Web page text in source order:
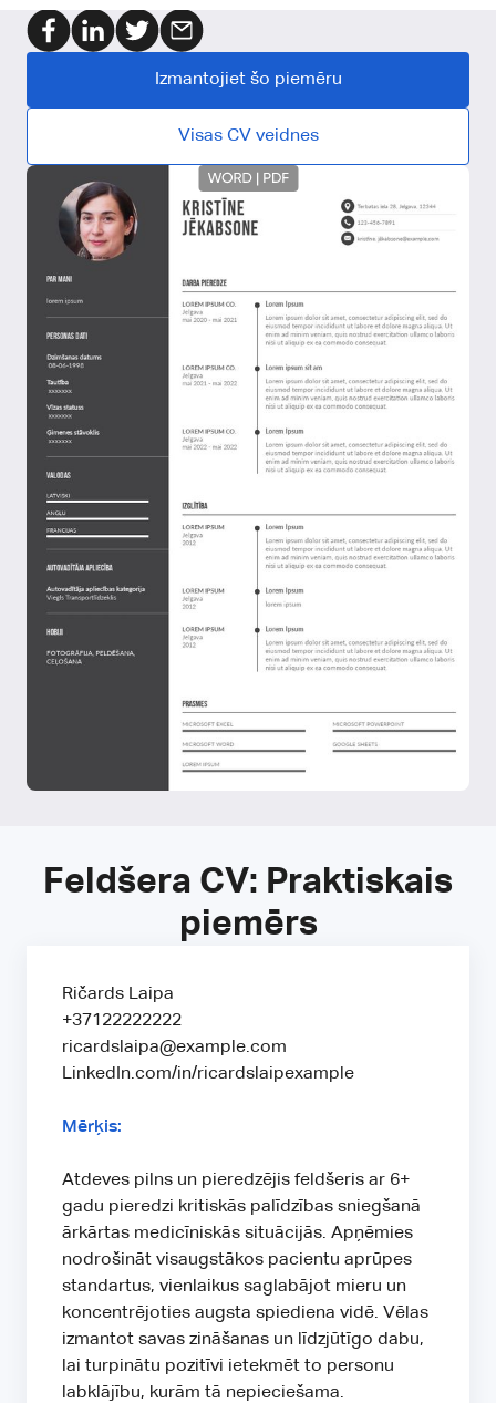
Izmantojiet šo piemēru
Visas CV veidnes
Feldšera CV: Praktiskais
piemērs
Ričards Laipa
+37122222222
ricardslaipa@example.com
LinkedIn.com/in/ricardslaipexample
Mērķis:
Atdeves pilns un pieredzējis feldšeris ar 6+
gadu pieredzi kritiskās palīdzības sniegšanā
ārkārtas medicīniskās situācijās. Apņēmies
nodrošināt visaugstākos pacientu aprūpes
standartus, vienlaikus saglabājot mieru un
koncentrējoties augsta spiediena vidē. Vēlas
izmantot savas zināšanas un līdzjūtīgo dabu,
lai turpinātu pozitīvi ietekmēt to personu
labklājību, kurām tā nepieciešama.